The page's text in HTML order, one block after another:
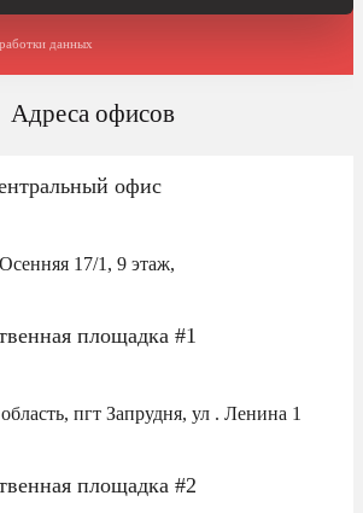
данных
Адреса офисов
офис
17/1, 9 этаж,
площадка #1
пгт Запрудня, ул . Ленина 1
площадка #2